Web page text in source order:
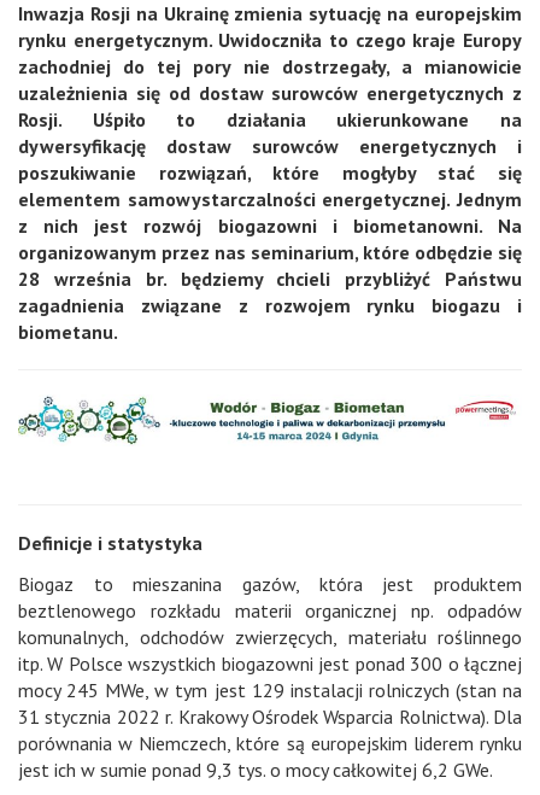
Inwazja Rosji na Ukrainę zmienia sytuację na europejskim
rynku energetycznym. Uwidoczniła to czego kraje Europy
zachodniej do tej pory nie dostrzegały, a mianowicie
uzależnienia się od dostaw surowców energetycznych z
Rosji. Uśpiło to działania ukierunkowane na
dywersyfikację dostaw surowców energetycznych i
poszukiwanie rozwiązań, które mogłyby stać się
elementem samowystarczalności energetycznej. Jednym
z nich jest rozwój biogazowni i biometanowni. Na
organizowanym przez nas seminarium, które odbędzie się
28 września br. będziemy chcieli przybliżyć Państwu
zagadnienia związane z rozwojem rynku biogazu i
biometanu.
Definicje i statystyka
Biogaz to mieszanina gazów, która jest produktem
beztlenowego rozkładu materii organicznej np. odpadów
komunalnych, odchodów zwierzęcych, materiału roślinnego
itp. W Polsce wszystkich biogazowni jest ponad 300 o łącznej
mocy 245 MWe, w tym jest 129 instalacji rolniczych (stan na
31 stycznia 2022 r. Krakowy Ośrodek Wsparcia Rolnictwa). Dla
porównania w Niemczech, które są europejskim liderem rynku
jest ich w sumie ponad 9,3 tys. o mocy całkowitej 6,2 GWe.